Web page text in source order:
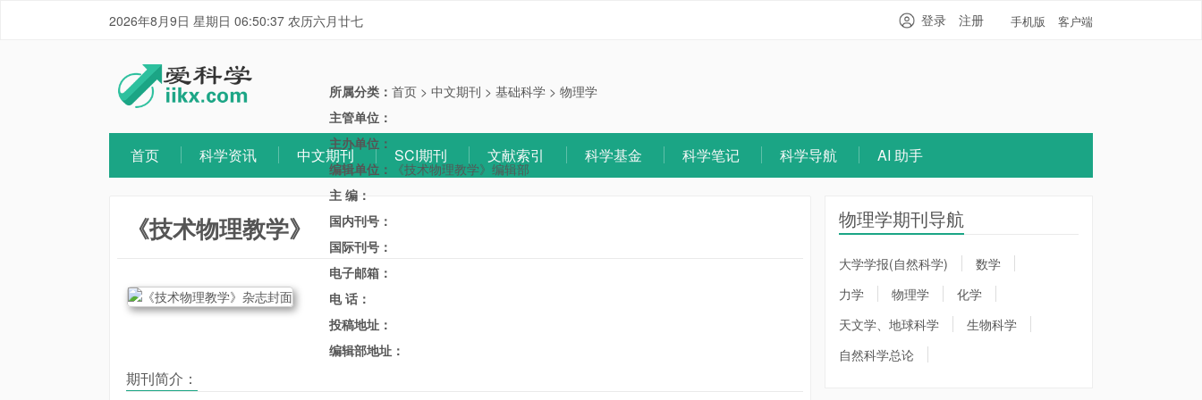
2026年8月9日 星期日 06:50:38 农历六月廿七 手机版 客户端
登录 注册
首页 科学资讯 中文期刊 SCI期刊 文献索引 科学基金 科学笔记 科学导航 AI 助手
《技术物理教学》
所属分类：首页 >中文期刊 >基础科学 >物理学
主管单位：
主办单位：
编辑单位：
《技术物理教学》编辑部
主 编：
国内刊号：
国际刊号：
电子邮箱：
电 话：
投稿地址：
编辑部地址：
期刊简介：
物理学期刊导航
大学学报(自然科学)
数学
力学
物理学
化学
天文学、地球科学
生物科学
自然科学总论